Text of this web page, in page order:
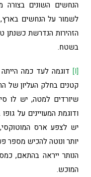
הנחשים השונים
לשמור על הנחשים
הזהירות הנדרשת כשנתן
בשטח.
[i]
דוגמה לעד כמה
קטנים בחלק העליון של
שיורדים למטה, יש לו
ודוגמת המעויינים על
יש לצפע ארס
יותר ונוטה להכיש מספר
הנותר ייראה בהתאם,
המוכש.